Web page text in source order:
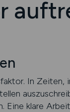
In Zeiten,
Eine klare